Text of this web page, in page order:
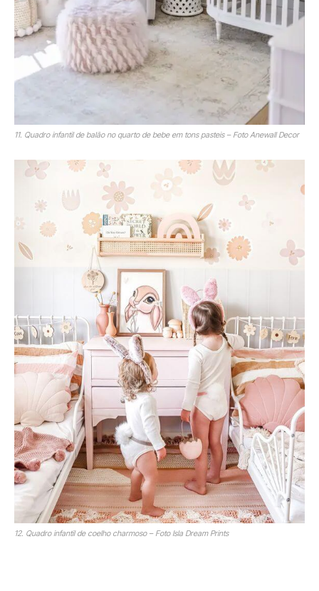
11. Quadro infantil de balão no quarto de bebe em tons pasteis – Foto Anewall Decor
12. Quadro infantil de coelho charmoso – Foto Isla Dream Prints